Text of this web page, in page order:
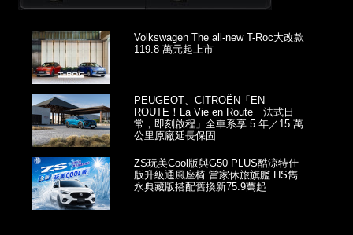
Volkswagen The all-new T-Roc大改款
119.8 萬元起上市
PEUGEOT、CITROËN「EN
ROUTE！La Vie en Route｜法式日
常，即刻啟程」全車系享 5 年／15 萬
公里原廠延長保固
ZS玩美Cool版與G50 PLUS酷涼特仕
版升級通風座椅 當家休旅旗艦 HS雋
永典藏版搭配舊換新75.9萬起